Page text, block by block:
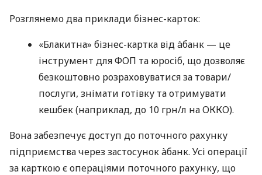
Розглянемо два приклади бізнес-карток:
«Блакитна» бізнес-картка від àбанк — це
інструмент для ФОП та юросіб, що дозволяє
безкоштовно розраховуватися за товари/
послуги, знімати готівку та отримувати
кешбек (наприклад, до 10 грн/л на ОККО).
Вона забезпечує доступ до поточного рахунку
підприємства через застосунок àбанк. Усі операції
за карткою є операціями поточного рахунку, що